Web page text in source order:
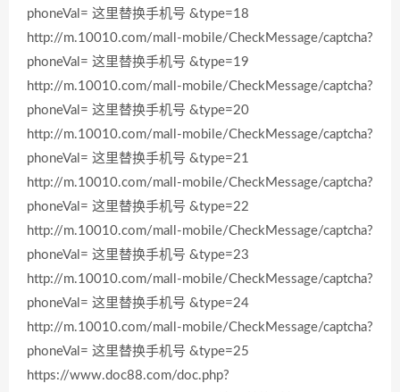
phoneVal= 这里替换手机号 &type=18
http://m.10010.com/mall-mobile/CheckMessage/captcha?
phoneVal= 这里替换手机号 &type=19
http://m.10010.com/mall-mobile/CheckMessage/captcha?
phoneVal= 这里替换手机号 &type=20
http://m.10010.com/mall-mobile/CheckMessage/captcha?
phoneVal= 这里替换手机号 &type=21
http://m.10010.com/mall-mobile/CheckMessage/captcha?
phoneVal= 这里替换手机号 &type=22
http://m.10010.com/mall-mobile/CheckMessage/captcha?
phoneVal= 这里替换手机号 &type=23
http://m.10010.com/mall-mobile/CheckMessage/captcha?
phoneVal= 这里替换手机号 &type=24
http://m.10010.com/mall-mobile/CheckMessage/captcha?
phoneVal= 这里替换手机号 &type=25
https://www.doc88.com/doc.php?